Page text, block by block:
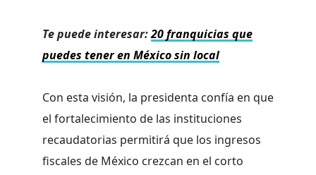
Te puede interesar:20 franquicias que
puedes tener en México sin local
Con esta visión, la presidenta confía en que
el fortalecimiento de las instituciones
recaudatorias permitirá que los ingresos
fiscales de México crezcan en el corto